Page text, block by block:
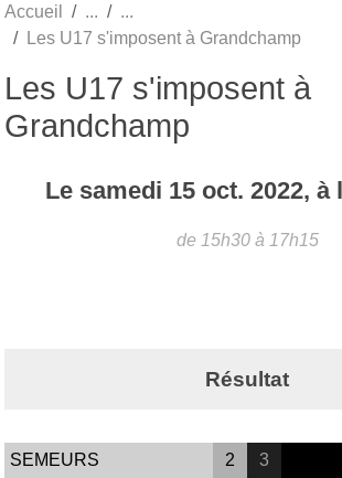
Accueil
Les U17 s'imposent à Grandchamp
Les U17 s'imposent à
Grandchamp
Le samedi 15 oct. 2022, à
de 15h30 à 17h15
Résultat
SEMEURS
2 3